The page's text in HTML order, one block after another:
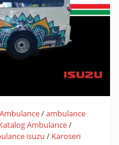
Ambulance/ambulance
Ambulance/
isuzu / Karoseri